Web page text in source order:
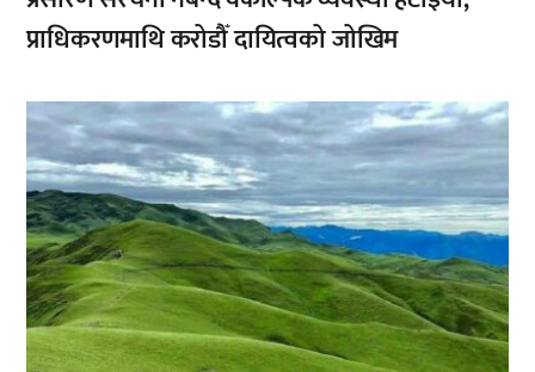
प्राधिकरणमाथि करोडौँ दायित्वको जोखिम
,